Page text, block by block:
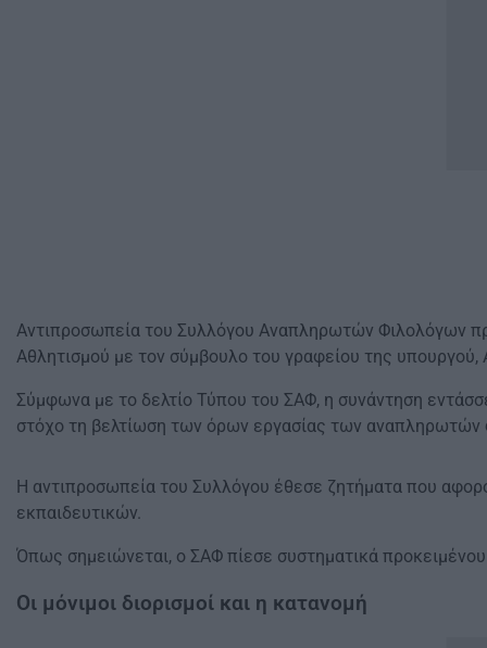
Αντιπροσωπεία του Συλλόγου Αναπληρωτών Φιλολόγων
Αθλητισμού με τον σύμβουλο του γραφείου της
Σύμφωνα με το δελτίο Τύπου του ΣΑΦ, η συνάντηση
στόχο τη βελτίωση των όρων εργασίας των αναπληρωτών
Η αντιπροσωπεία του Συλλόγου έθεσε ζητήματα που
εκπαιδευτικών.
Όπως σημειώνεται, ο ΣΑΦ πίεσε συστηματικά
Οι μόνιμοι διορισμοί και η κατανομή